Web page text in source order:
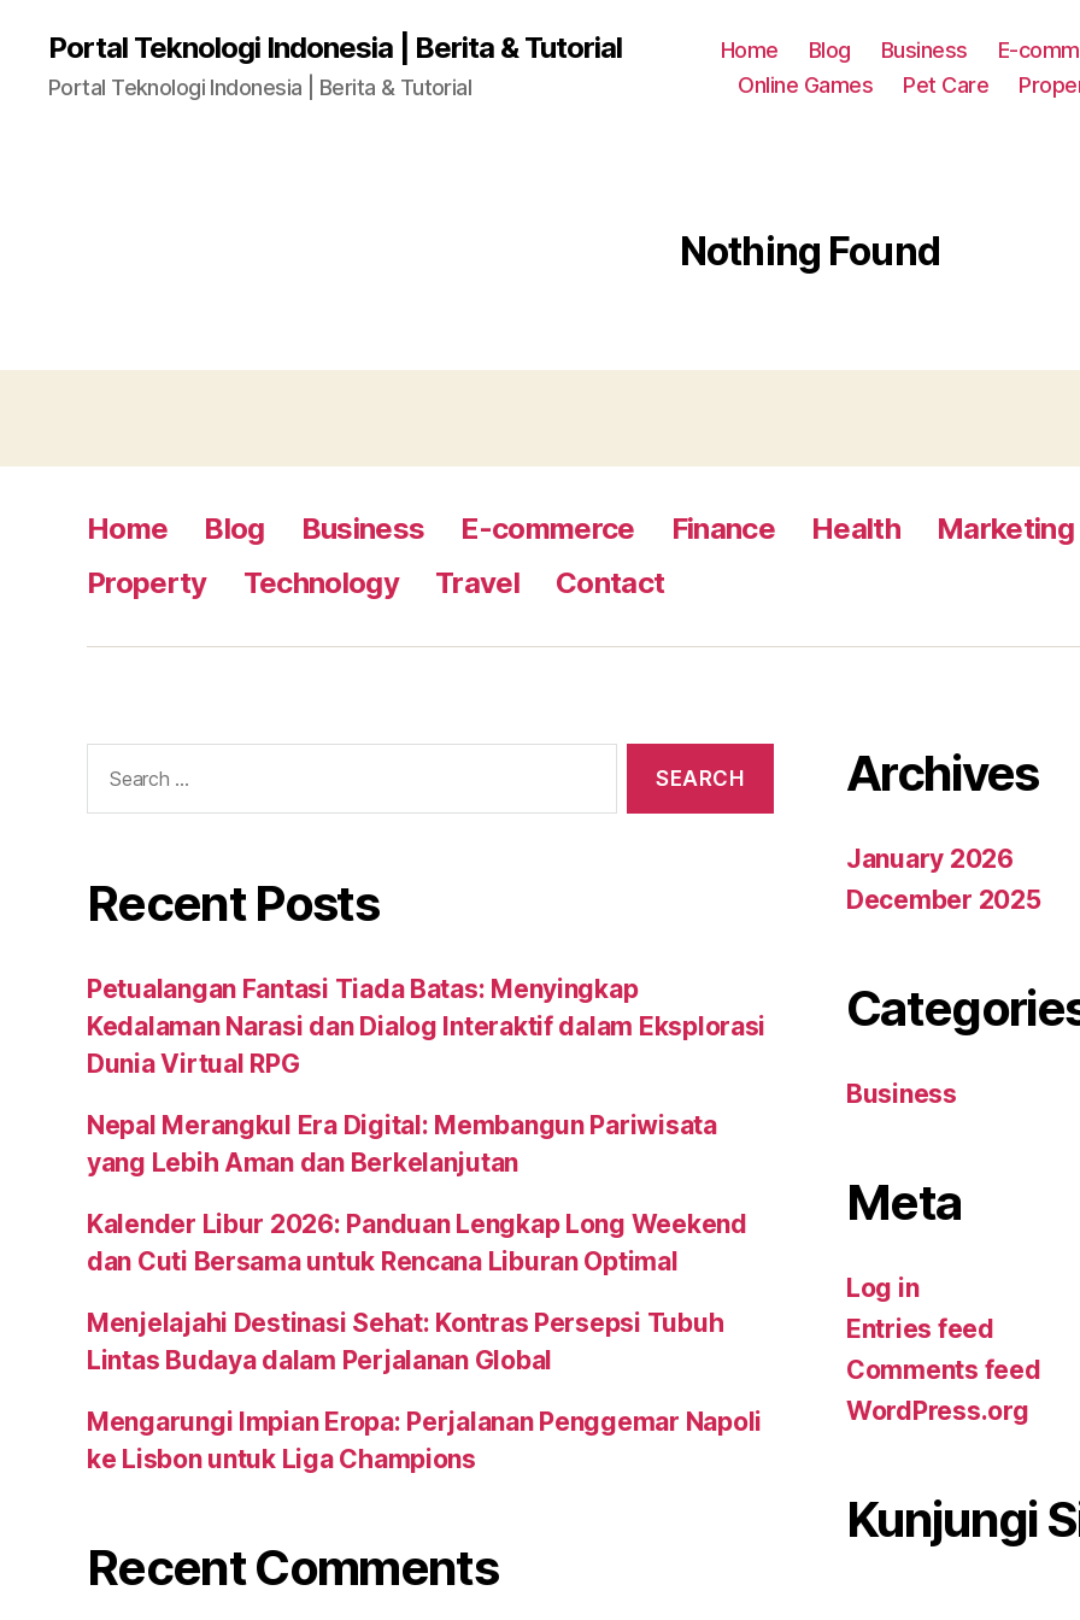
Portal Teknologi Indonesia | Berita & Tutorial
Portal Teknologi Indonesia | Berita & Tutorial
Home Blog Business
E-
Online Games
Pet Care
Nothing Found
Home Blog Business E-commerce Finance Health
Marketing
Property
Technology Travel Contact
for:
Recent Posts
Petualangan Fantasi Tiada Batas: Menyingkap
Kedalaman Narasi dan Dialog Interaktif dalam Eksplorasi
Dunia Virtual RPG
Nepal Merangkul Era Digital: Membangun Pariwisata
yang Lebih Aman dan Berkelanjutan
Kalender Libur 2026: Panduan Lengkap Long Weekend
dan Cuti Bersama untuk Rencana Liburan Optimal
Menjelajahi Destinasi Sehat: Kontras Persepsi Tubuh
Lintas Budaya dalam Perjalanan Global
Mengarungi Impian Eropa: Perjalanan Penggemar Napoli
ke Lisbon untuk Liga Champions
Recent Comments
Archives
January 2026
December 2025
Business
Meta
Log in
Entries feed
Comments feed
WordPress.org
Kunjungi